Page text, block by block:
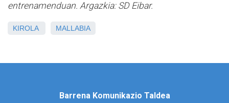
entrenamenduan. Argazkia: SD Eibar.
KIROLA MALLABIA
Barrena Komunikazio Taldea